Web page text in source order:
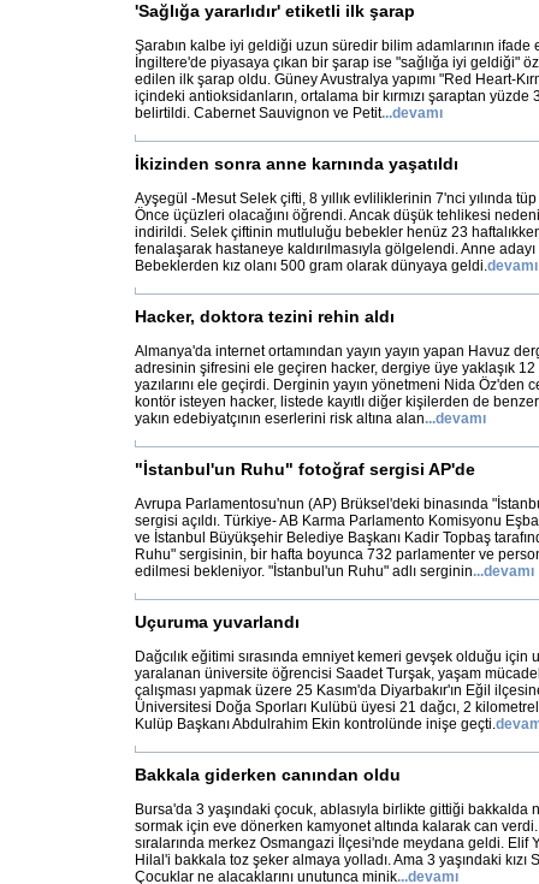
'Sağlığa yararlıdır' etiketli ilk şarap
Şarabın kalbe iyi geldiği uzun süredir bilim adamlarının ifade
İngiltere'de piyasaya çıkan bir şarap ise "sağlığa iyi geldiği"
edilen ilk şarap oldu. Güney Avustralya yapımı "Red Heart-
içindeki antioksidanların, ortalama bir kırmızı şaraptan
belirtildi. Cabernet Sauvignon ve Petit...devamı
İkizinden sonra anne karnında yaşatıldı
Ayşegül -Mesut Selek çifti, 8 yıllık evliliklerinin 7'nci yılında
Önce üçüzleri olacağını öğrendi. Ancak düşük tehlikesi
indirildi. Selek çiftinin mutluluğu bebekler henüz 23
fenalaşarak hastaneye kaldırılmasıyla gölgelendi. Anne
Bebeklerden kız olanı 500 gram olarak dünyaya geldi.devamı
Hacker, doktora tezini rehin aldı
Almanya'da internet ortamından yayın yayın yapan Havuz
adresinin şifresini ele geçiren hacker, dergiye üye yaklaşık
yazılarını ele geçirdi. Derginin yayın yönetmeni Nida Öz'den
kontör isteyen hacker, listede kayıtlı diğer kişilerden de
yakın edebiyatçının eserlerini risk altına alan...devamı
"İstanbul'un Ruhu" fotoğraf sergisi AP'de
Avrupa Parlamentosu'nun (AP) Brüksel'deki binasında
sergisi açıldı. Türkiye- AB Karma Parlamento Komisyonu
ve İstanbul Büyükşehir Belediye Başkanı Kadir Topbaş
Ruhu" sergisinin, bir hafta boyunca 732 parlamenter ve
edilmesi bekleniyor. "İstanbul'un Ruhu" adlı serginin...devamı
Uçuruma yuvarlandı
Dağcılık eğitimi sırasında emniyet kemeri gevşek olduğu için
yaralanan üniversite öğrencisi Saadet Turşak, yaşam
çalışması yapmak üzere 25 Kasım'da Diyarbakır'ın Eğil
Üniversitesi Doğa Sporları Kulübü üyesi 21 dağcı, 2
Kulüp Başkanı Abdulrahim Ekin kontrolünde inişe geçti.
Bakkala giderken canından oldu
Bursa'da 3 yaşındaki çocuk, ablasıyla birlikte gittiği bakkalda
sormak için eve dönerken kamyonet altında kalarak can
sıralarında merkez Osmangazi İlçesi'nde meydana geldi. Elif
Hilal'i bakkala toz şeker almaya yolladı. Ama 3 yaşındaki kızı
Çocuklar ne alacaklarını unutunca minik...devamı